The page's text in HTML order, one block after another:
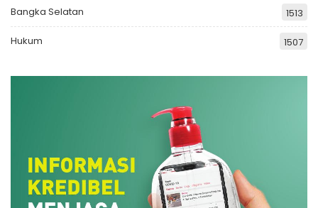
Bangka Selatan 1513
Hukum 1507